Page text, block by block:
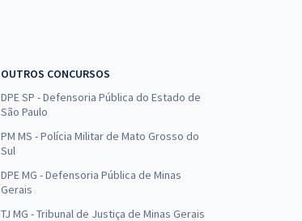
OUTROS CONCURSOS
DPE SP - Defensoria Pública do Estado de
São Paulo
PM MS - Polícia Militar de Mato Grosso do
Sul
DPE MG - Defensoria Pública de Minas
Gerais
TJ MG - Tribunal de Justiça de Minas Gerais